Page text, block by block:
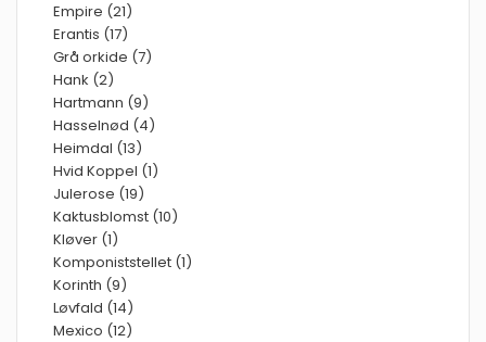
Empire (21)
Erantis (17)
Grå orkide (7)
Hank (2)
Hartmann (9)
Hasselnød (4)
Heimdal (13)
Hvid Koppel (1)
Julerose (19)
Kaktusblomst (10)
Kløver (1)
Komponiststellet (1)
Korinth (9)
Løvfald (14)
Mexico (12)